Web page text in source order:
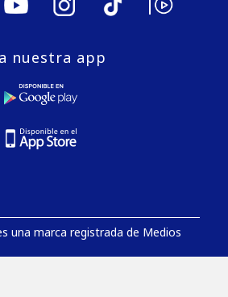
nuestra app
una marca registrada de Medios